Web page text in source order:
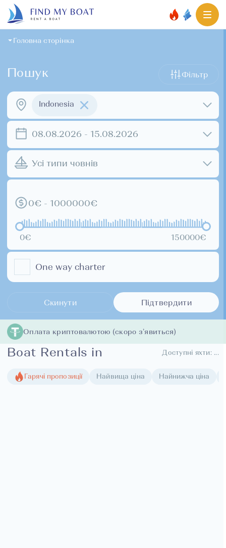
Головна сторінка
Пошук Фільтр
Indonesia
08.08.2026 - 15.08.2026
Усі типи човнів
0€ - 1000000€
0€ 150000€
One way charter
Скинути Підтвердити
Boat Rentals in Доступні яхти:
Оплата криптовалютою (скоро з’явиться)
Гарячі пропозиції Найвища ціна Найнижча ціна